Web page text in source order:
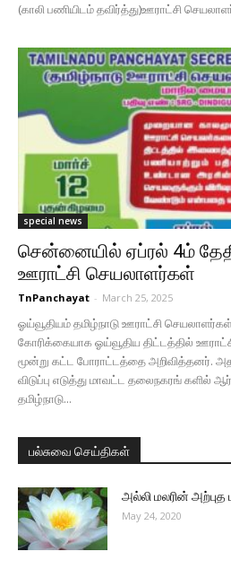
(காலி பணியிடம் தவிர்த்து)ஊராட்சி
special news
சென்னையில் ஏப்ரல் 4ம்
ஊராட்சி செயலாளர்கள்
TnPanchayat - March 25, 2025
ஓய்வூதியம் தமிழ்நாடு ஊராட்சி
கோரிக்கையாக ஓய்வூதிய திட்டத்தில்
மூன்று கட்ட போராட்டத்தை அறிவித்தனர்.
விடுப்பு எடுத்து மாவட்ட தலைநகரங் களில்
தமிழ்நாடு...
பல்சுவை செய்திகள்
அல்லி மலரின்
May 24, 2020